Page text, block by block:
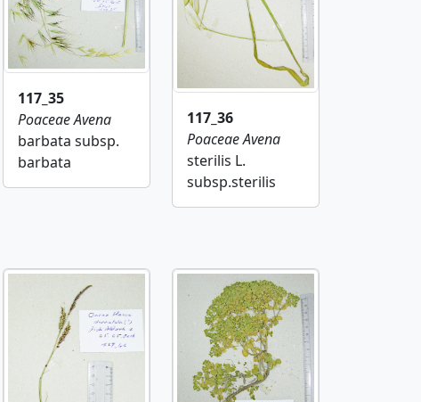
117_35
PoaceaeAvena
barbata subsp.
barbata
117_36
PoaceaeAvena
sterilis L.
subsp.sterilis